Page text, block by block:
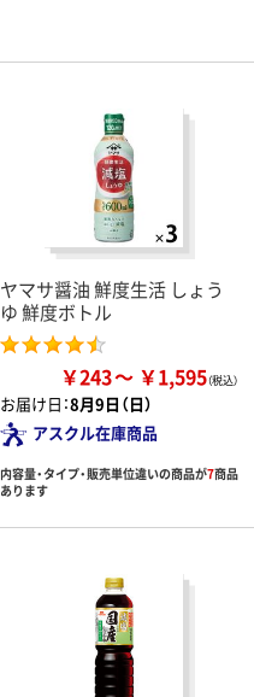
ヤマサ醤油 鮮度生活 しょう
ゆ 鮮度ボトル
￥243 ￥1,595
お届け日：8月9日（日）
アスクル在庫商品
内容量・タイプ・販売単位違いの商品が7商品
あります